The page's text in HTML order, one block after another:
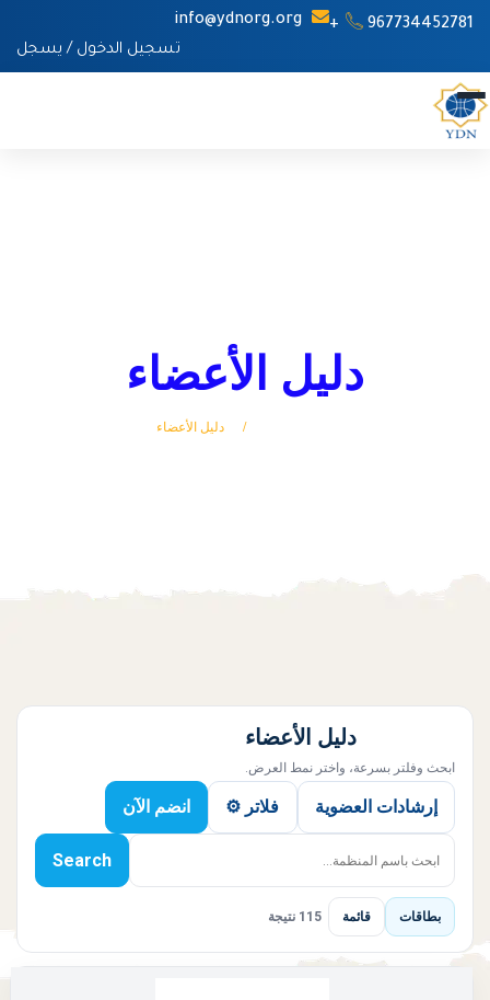
967734452781+
info@ydnorg.org
تسجيل الدخول / يسجل
دليل الأعضاء
دليل الأعضاء
دليل الأعضاء
ابحث وفلتر بسرعة، واختر نمط العرض.
إرشادات العضوية فلاتر ⚙️ انضم الآن
Search
بطاقات قائمة 115 نتيجة